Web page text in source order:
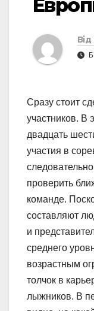
Від
Сразу стоит
участников. В
двадцать
участия в
проверить
команде.
составляют
и
среднего
возрастным
толчок в
лыжников. В